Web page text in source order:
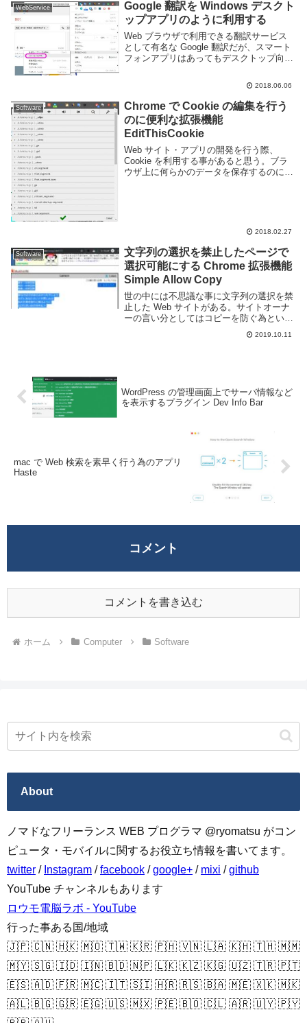
WebService
Google 翻訳を Windows デスクト
ップアプリのように利用する
Web ブラウザで利用できる翻訳サービス
として有名な Google 翻訳だが、スマート
フォンアプリはあってもデスクトップ向け
ウェアはいくつかあるが Web 版をそのま
ま使っていたり広告が表示されるなどあ...
2018.06.06
Software
Chrome で Cookie の編集を行う
のに便利な拡張機能
EditThisCookie
Web サイト・アプリの開発を行う際、
Cookie を利用する事があると思う。ブラ
ウザ上に何らかのデータを保存するのに便
2018.02.27
Software
文字列の選択を禁止したページで
選択可能にする Chrome 拡張機能
Simple Allow Copy
世の中には不思議な事に文字列の選択を禁
止した Web サイトがある。サイトオーナ
ーの言い分としてはコピーを防ぐ為という
理由が多いが、そのような事をしてもコピ
ーを防ぐ事はできず利用者が不便になるだ
2019.10.11
WordPress の管理画面上でサーバ情報など
を表示するプラグイン Dev Info Bar
mac で Web 検索を素早く行う為のアプリ
Haste
コメント
コメントを書き込む
ホーム Computer Software
About
ノマドなフリーランス WEB プログラマ @ryomatsu がコン
ピュータ・モバイルに関するお役立ち情報を書いてます。
twitter / Instagram /facebook /google+ / mixi /github
YouTube チャンネルもあります
ロウモ電脳ラボ - YouTube
行った事ある国/地域
🇯🇵 🇨🇳 🇭🇰 🇲🇴 🇹🇼 🇰🇷 🇵🇭 🇻🇳 🇱🇦 🇰🇭 🇹🇭 🇲🇲
🇲🇾 🇸🇬 🇮🇩 🇮🇳 🇧🇩 🇳🇵 🇱🇰 🇰🇿 🇰🇬 🇺🇿 🇹🇷 🇵🇹
🇪🇸 🇦🇩 🇫🇷 🇲🇨 🇮🇹 🇸🇮 🇭🇷 🇷🇸 🇧🇦 🇲🇪 🇽🇰 🇲🇰
🇦🇱 🇧🇬 🇬🇷 🇪🇬 🇺🇸 🇲🇽 🇵🇪 🇧🇴 🇨🇱 🇦🇷 🇺🇾 🇵🇾